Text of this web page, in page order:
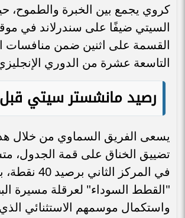
كروي يجمع بين الخبرة والطموح،
السيتي ضيفًا على سندرلاند في
القسمة على اثنين ضمن منافسات
التاسعة عشرة من الدوري
رصيد مانشستر سيتي قبل
يسعى الفريق السماوي من خلال
تضييق الخناق على قمة الجدول،
في المركز
"القطط السوداء" لعرقلة مسيرة
واستكمال موسمهم الاستثنائي